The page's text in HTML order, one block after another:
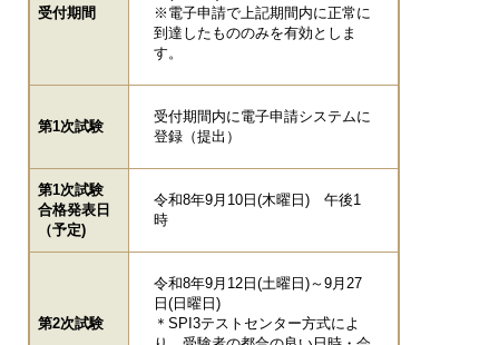
受付期間
※電子申請で上記期間内に正常に
到達したもののみを有効としま
す。
第1次試験
受付期間内に電子申請システムに
登録（提出）
第1次試験
合格発表日
（予定)
令和8年9月10日(木曜日) 午後1
時
第2次試験
令和8年9月12日(土曜日)～9月27
日(日曜日)
＊SPI3テストセンター方式によ